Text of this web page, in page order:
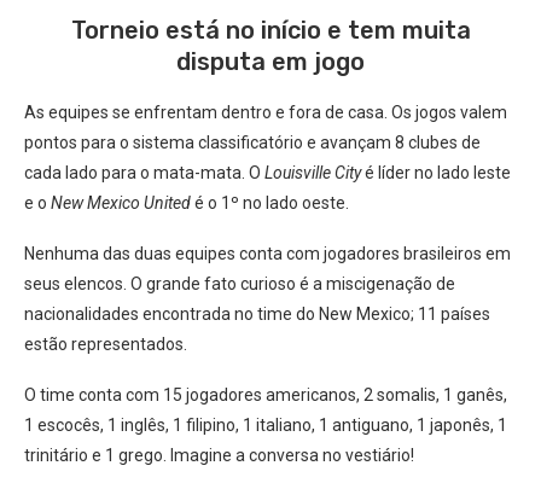
Torneio está no início e tem muita
disputa em jogo
As equipes se enfrentam dentro e fora de casa. Os jogos valem
pontos para o sistema classificatório e avançam 8 clubes de
cada lado para o mata-mata. O Louisville Cityé líder no lado leste
e o New Mexico Unitedé o 1º no lado oeste.
Nenhuma das duas equipes conta com jogadores brasileiros em
seus elencos. O grande fato curioso é a miscigenação de
nacionalidades encontrada no time do New Mexico; 11 países
estão representados.
O time conta com 15 jogadores americanos, 2 somalis, 1 ganês,
1 escocês, 1 inglês, 1 filipino, 1 italiano, 1 antiguano, 1 japonês, 1
trinitário e 1 grego. Imagine a conversa no vestiário!